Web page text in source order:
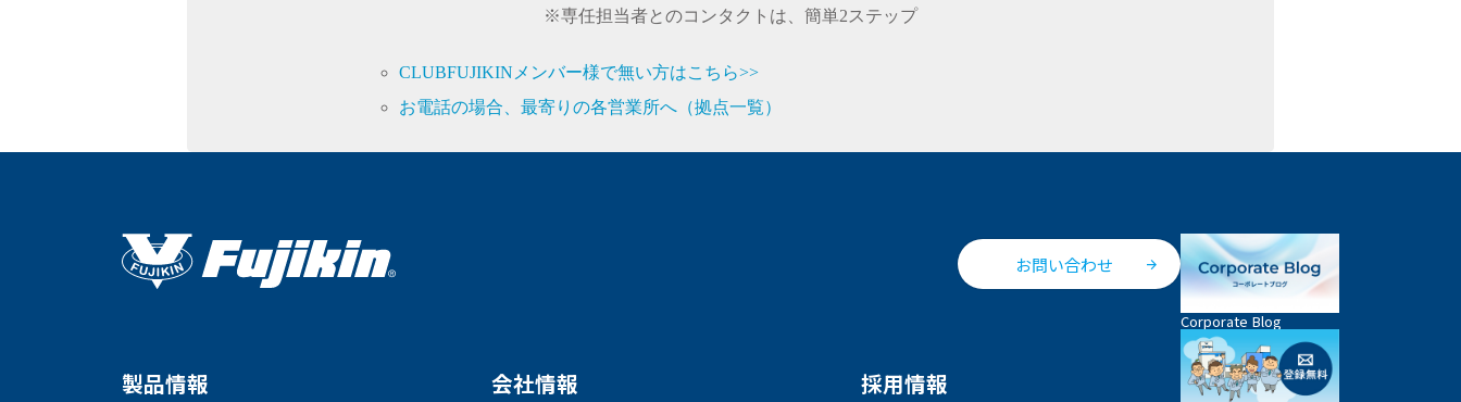
※専任担当者とのコンタクトは、簡単2ステップ
CLUBFUJIKINメンバー様で無い方はこちら>>
お電話の場合、最寄りの各営業所へ（拠点一覧）
お問い合わせ
製品情報 会社情報 採用情報
Corporate Blog